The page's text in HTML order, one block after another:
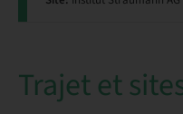
Trajet et